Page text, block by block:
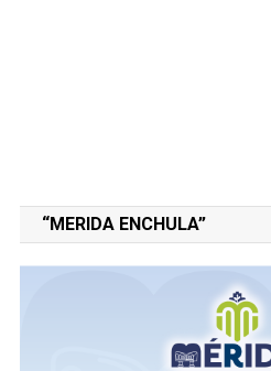
“MERIDA ENCHULA”